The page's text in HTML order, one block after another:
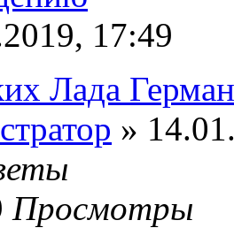
17:49
Лада
»
Просмотры